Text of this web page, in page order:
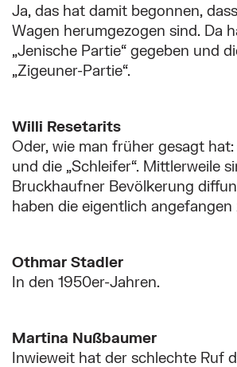
Ja, das hat damit begonnen,
Wagen herumgezogen sind. Da
„Jenische Partie“ gegeben und
„Zigeuner-Partie“.
Willi Resetarits
Oder, wie man früher gesagt hat:
und die „Schleifer“. Mittlerweile
Bruckhaufner Bevölkerung
haben die eigentlich angefangen
Othmar Stadler
In den 1950er-Jahren.
Martina Nußbaumer
Inwieweit hat der schlechte Ruf